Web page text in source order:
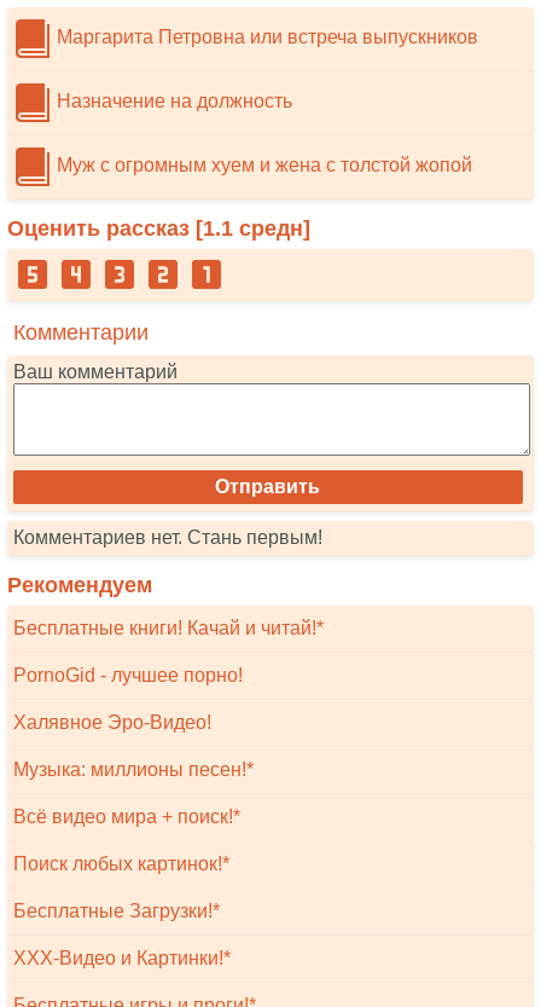
Маргарита Петровна или встреча выпускников
Назначение на должность
Муж с огромным хуем и жена с толстой жопой
Оценить рассказ [1.1 средн]
Комментарии
Ваш комментарий
Комментариев нет. Стань первым!
Рекомендуем
Бесплатные книги! Качай и читай!*
PornoGid - лучшее порно!
Халявное Эро-Видео!
Музыка: миллионы песен!*
Всё видео мира + поиск!*
Поиск любых картинок!*
Бесплатные Загрузки!*
XXX-Видео и Картинки!*